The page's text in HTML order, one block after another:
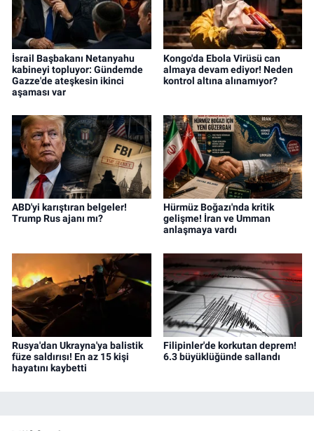
İsrail Başbakanı Netanyahu
kabineyi topluyor: Gündemde
Gazze'de ateşkesin ikinci
aşaması var
Kongo'da Ebola Virüsü can
almaya devam ediyor! Neden
kontrol altına alınamıyor?
ABD'yi karıştıran belgeler!
Trump Rus ajanı mı?
Hürmüz Boğazı'nda kritik
gelişme! İran ve Umman
anlaşmaya vardı
Rusya'dan Ukrayna'ya balistik
füze saldırısı! En az 15 kişi
hayatını kaybetti
Filipinler'de korkutan deprem!
6.3 büyüklüğünde sallandı